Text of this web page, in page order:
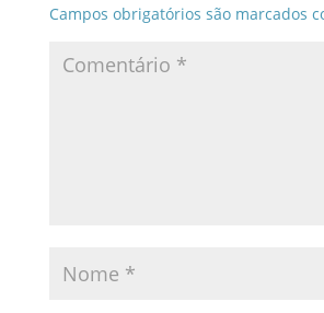
Campos obrigatórios são marcados